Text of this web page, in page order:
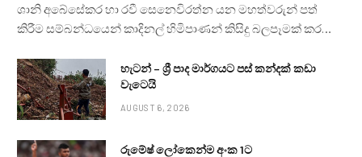
ශානි අබේසේකර හා රවී සෙනෙවිරත්න යන මහත්වරුන් පත්
කිරීම සම්බන්ධයෙන් කාදිනල් හිමිපාණන් කිසිදු බලපෑමක් කර…
හැටන් – ශ්‍රී පාද මාර්ගයට පස් කන්දක් කඩා
වැටෙයි
AUGUST 6, 2026
රුමේෂ් ලෝකෙන්ම අංක 1ට